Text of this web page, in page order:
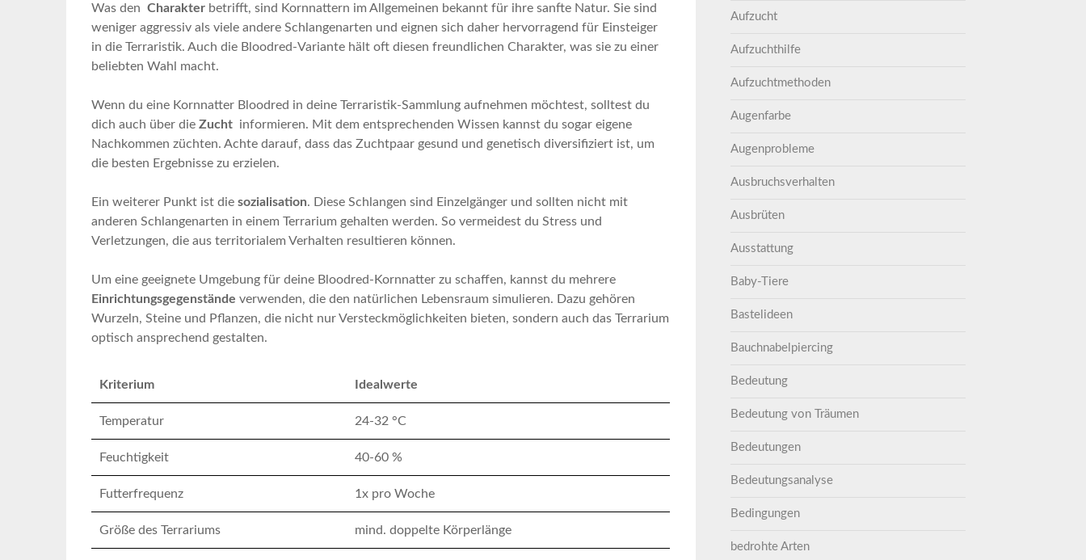
Was den ⁤Charakter betrifft, sind Kornnattern im Allgemeinen​ bekannt für ihre ‌sanfte Natur. Sie sind
‍weniger aggressiv als viele andere Schlangenarten ⁢und eignen sich daher hervorragend für⁣ Einsteiger
in die‍ Terraristik. Auch die Bloodred-Variante hält oft diesen​ freundlichen ⁤Charakter, was sie zu einer‌
beliebten Wahl macht.
Wenn du eine Kornnatter Bloodred ⁣in deine Terraristik-Sammlung aufnehmen ‍möchtest, solltest du
dich auch über ‍dieZucht ​ informieren.⁢ Mit dem entsprechenden Wissen kannst‌ du ​sogar eigene
Nachkommen züchten. Achte darauf, dass das Zuchtpaar gesund und⁣ genetisch diversifiziert ist, um
die besten Ergebnisse zu erzielen.
Ein weiterer Punkt⁤ ist ⁤diesozialisation. Diese Schlangen sind Einzelgänger und sollten nicht ⁤mit
anderen Schlangenarten in ​einem Terrarium gehalten werden. So vermeidest du Stress und
Verletzungen,⁢ die aus ​territorialem Verhalten⁤ resultieren können.
Um eine geeignete Umgebung ⁢für deine Bloodred-Kornnatter zu ⁢schaffen, kannst du mehrere
Einrichtungsgegenstände verwenden, die den natürlichen​ Lebensraum simulieren. Dazu gehören
Wurzeln, Steine ⁤und ‍Pflanzen, die ⁢nicht nur Versteckmöglichkeiten ⁢bieten, ​sondern auch das Terrarium
optisch ansprechend gestalten.
Kriterium Idealwerte
Temperatur 24-32​ °C
Feuchtigkeit 40-60 %
Futterfrequenz 1x pro Woche
Größe⁣ des Terrariums mind. doppelte ‌Körperlänge
Aufzucht
Aufzuchthilfe
Aufzuchtmethoden
Augenfarbe
Augenprobleme
Ausbruchsverhalten
Ausbrüten
Ausstattung
Baby-Tiere
Bastelideen
Bauchnabelpiercing
Bedeutung
Bedeutung von Träumen
Bedeutungen
Bedeutungsanalyse
Bedingungen
bedrohte Arten